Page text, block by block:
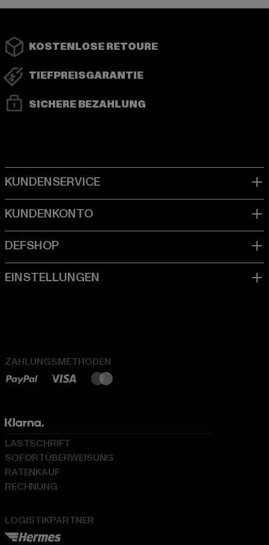
KOSTENLOSE RETOURE
TIEFPREISGARANTIE
SICHERE BEZAHLUNG
ZAHLUNGSMETHODEN
LOGISTIKPARTNER
LASTSCHRIFT
SOFORTÜBERWEISUNG
RATENKAUF
RECHNUNG